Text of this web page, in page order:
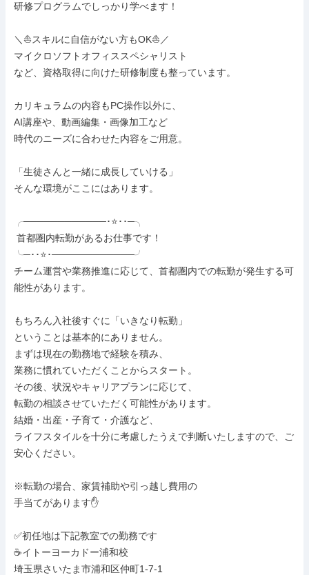
研修プログラムでしっかり学べます！
＼⛵スキルに自信がない方もOK⛵／
マイクロソフトオフィススペシャリスト
など、資格取得に向けた研修制度も整っています。
カリキュラムの内容もPC操作以外に、
AI講座や、動画編集・画像加工など
時代のニーズに合わせた内容をご用意。
「生徒さんと一緒に成長していける」
そんな環境がここにはあります。
╭────────────･⭐･･─╮
╰─･･⭐･────────────╯
チーム運営や業務推進に応じて、首都圏内での転勤が発生する可
能性があります。
もちろん入社後すぐに「いきなり転勤」
ということは基本的にありません。
まずは現在の勤務地で経験を積み、
業務に慣れていただくことからスタート。
その後、状況やキャリアプランに応じて、
転勤の相談させていただく可能性があります。
結婚・出産・子育て・介護など、
ライフスタイルを十分に考慮したうえで判断いたしますので、ご
安心ください。
※転勤の場合、家賃補助や引っ越し費用の
手当てがあります✋
✅初任地は下記教室での勤務です
☕イトーヨーカドー浦和校
埼玉県さいたま市浦和区仲町1-7-1